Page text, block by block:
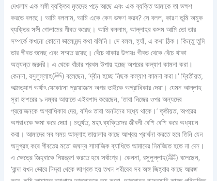
দেখলাম এক সঙ্গী ব্যক্তির মৃতদেহ পড়ে আছে এবং এক ব্যক্তি আমাকে তা ভক্ষণ
করতে বলছে। আমি বললাম, আমি একে কেন ভক্ষণ করব? সে বলল, কারণ তুমি অমুক
ব্যক্তির সঙ্গী গোলামের গীবত করেছ। আমি বললাম, আল্লাহর কসম আমি তো তার
সম্পর্কে কখনো কোনো ভালোমন্দ কথা বলিনি। সে বলল, হ্যাঁ, এ কথা ঠিক। কিন্তু তুমি
তার গীবত শুনেছ এবং সম্মত রয়েছ।বেঁচে থাকার উপায়ঃ গীবত থেকে বেঁচে থাকা
অত্যন্ত জরুরি। এ থেকে বাঁচার প্রথম উপায় হচ্ছে অপরের কল্যাণ কামনা করা।
কেননা, রসুলুল্লাহ(ﷺ) বলেছেন, ‘দ্বীন হচ্ছে নিছক কল্যাণ কামনা করা।’ দ্বিতীয়ত,
আত্মত্যাগ অর্থাৎ যেকোনো প্রয়োজনে অপর ভাইকে অগ্রাধিকার দেয়া। যেমন আল্লাহ
সূরা হাশরের ৯ নম্বর আয়াতে এইরশাদ করেছেন, ‘তারা নিজের ওপর অন্যদের
প্রয়োজনকে অগ্রাধিকার দেয়, যদিও তারা অনটনের মধ্যে থাকে।’ তৃতীয়ত, অপরের
অপরাধকে ক্ষমা করে দেয়া। চতুর্থত, মহৎ ব্যক্তিদের জীবনী বেশি বেশি করে অধ্যয়ন
করা। আমাদের সব সময় আল্লাহ তায়ালার কাছে আশ্রয় প্রার্থনা করতে হবে তিনি যেন
অনুগ্রহ করে গীবতের মতো জঘন্য সামাজিক ব্যাধিতে আমাদের নিমজ্জিত হতে না দেন।
এ ক্ষেত্রে জিহ্বাকে নিয়ন্ত্রণ করতে হবে সর্বাগ্রে। কেননা, রসুলুল্লাহ(ﷺ) বলেছেন,
‘বান্দা যখন ভোরে নিদ্রা থেকে জাগ্রত হয় তখন শরীরের সব অঙ্গ জিহ্বার কাছে আরজ